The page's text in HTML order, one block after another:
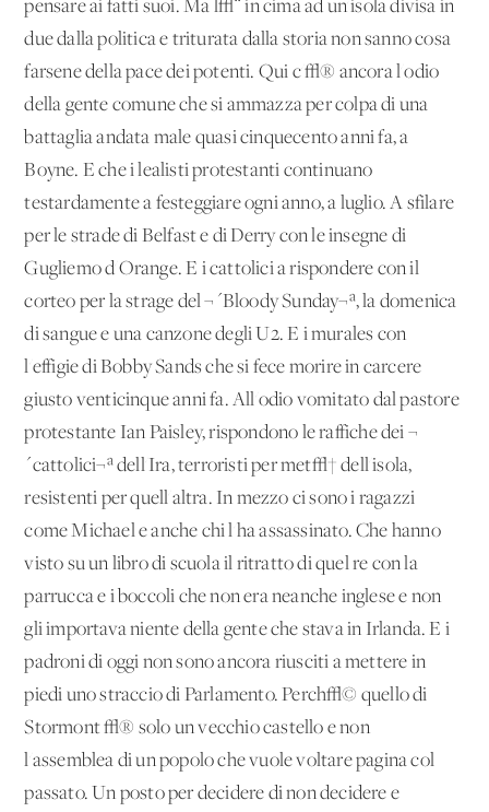
pensare ai fatti suoi. Ma l√¨ in cima ad un'isola divisa in
due dalla politica e triturata dalla storia non sanno cosa
farsene della pace dei potenti. Qui c'√® ancora l'odio
della gente comune che si ammazza per colpa di una
battaglia andata male quasi cinquecento anni fa, a
Boyne. E che i lealisti protestanti continuano
testardamente a festeggiare ogni anno, a luglio. A sfilare
per le strade di Belfast e di Derry con le insegne di
Gugliemo d'Orange. E i cattolici a rispondere con il
corteo per la strage del ¬´Bloody Sunday¬ª, la domenica
di sangue e una canzone degli U2. E i murales con
l'effigie di Bobby Sands che si fece morire in carcere
giusto venticinque anni fa. All'odio vomitato dal pastore
protestante Ian Paisley, rispondono le raffiche dei ¬
´cattolici¬ª dell'Ira, terroristi per met√† dell'isola,
resistenti per quell'altra. In mezzo ci sono i ragazzi
come Michael e anche chi l'ha assassinato. Che hanno
visto su un libro di scuola il ritratto di quel re con la
parrucca e i boccoli che non era neanche inglese e non
gli importava niente della gente che stava in Irlanda. E i
padroni di oggi non sono ancora riusciti a mettere in
piedi uno straccio di Parlamento. Perch√© quello di
Stormont √® solo un vecchio castello e non
l'assemblea di un popolo che vuole voltare pagina col
passato. Un posto per decidere di non decidere e